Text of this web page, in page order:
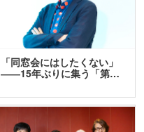
「同窓会にはしたくない」
――15年ぶりに集う「第…